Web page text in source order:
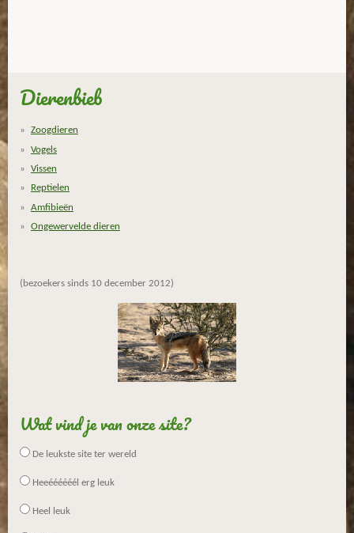
Dierenbieb
Zoogdieren
Vogels
Vissen
Reptielen
Amfibieën
Ongewervelde dieren
(bezoekers sinds 10 december 2012)
Wat vind je van onze site?
De leukste site ter wereld
Heeéééééél erg leuk
Heel leuk